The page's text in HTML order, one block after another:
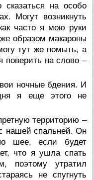
на особо
Могут возникнуть
часто я мою руки
образом макароны
тут же помыть, а
поверить на слово –
ночные бдения. И
я еще этого не
территорию –
нашей спальней. Он
шее, если будет
что я ушла спать
поэтому утратил
не спугнуть